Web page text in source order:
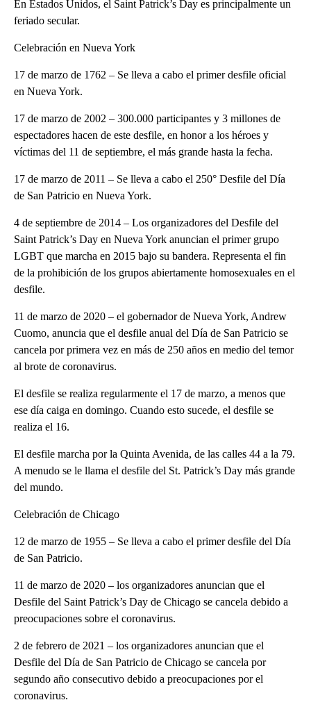
En Estados Unidos, el Saint Patrick’s Day es principalmente un
feriado secular.
Celebración en Nueva York
17 de marzo de 1762 – Se lleva a cabo el primer desfile oficial
en Nueva York.
17 de marzo de 2002 – 300.000 participantes y 3 millones de
espectadores hacen de este desfile, en honor a los héroes y
víctimas del 11 de septiembre, el más grande hasta la fecha.
17 de marzo de 2011 – Se lleva a cabo el 250° Desfile del Día
de San Patricio en Nueva York.
4 de septiembre de 2014 – Los organizadores del Desfile del
Saint Patrick’s Day en Nueva York anuncian el primer grupo
LGBT que marcha en 2015 bajo su bandera. Representa el fin
de la prohibición de los grupos abiertamente homosexuales en el
desfile.
11 de marzo de 2020 – el gobernador de Nueva York, Andrew
Cuomo, anuncia que el desfile anual del Día de San Patricio se
cancela por primera vez en más de 250 años en medio del temor
al brote de coronavirus.
El desfile se realiza regularmente el 17 de marzo, a menos que
ese día caiga en domingo. Cuando esto sucede, el desfile se
realiza el 16.
El desfile marcha por la Quinta Avenida, de las calles 44 a la 79.
A menudo se le llama el desfile del St. Patrick’s Day más grande
del mundo.
Celebración de Chicago
12 de marzo de 1955 – Se lleva a cabo el primer desfile del Día
de San Patricio.
11 de marzo de 2020 – los organizadores anuncian que el
Desfile del Saint Patrick’s Day de Chicago se cancela debido a
preocupaciones sobre el coronavirus.
2 de febrero de 2021 – los organizadores anuncian que el
Desfile del Día de San Patricio de Chicago se cancela por
segundo año consecutivo debido a preocupaciones por el
coronavirus.